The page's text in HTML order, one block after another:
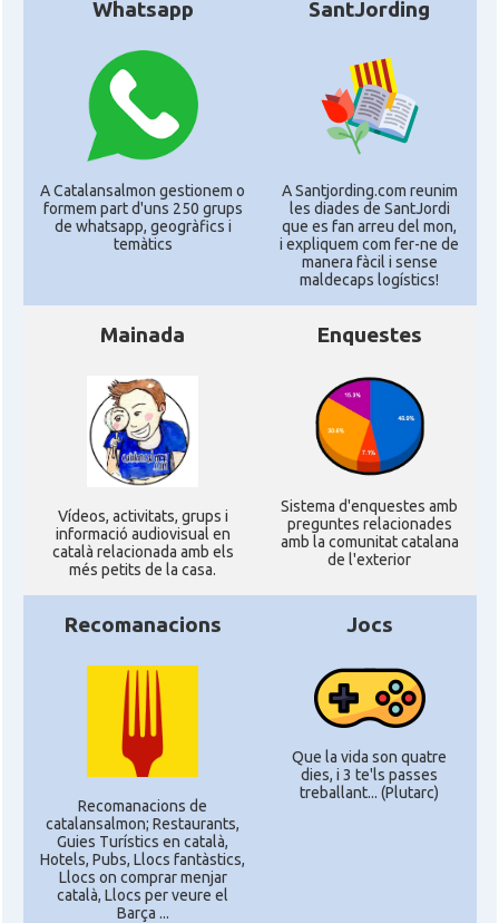
Whatsapp
A Catalansalmon gestionem o
formem part d'uns 250 grups
de whatsapp, geogràfics i
temàtics
SantJording
A Santjording.com reunim
les diades de SantJordi
que es fan arreu del mon,
i expliquem com fer-ne de
manera fàcil i sense
maldecaps logí­stics!
Mainada
Ví­deos, activitats, grups i
informació audiovisual en
català relacionada amb els
més petits de la casa.
Enquestes
Sistema d'enquestes amb
preguntes relacionades
amb la comunitat catalana
de l'exterior
Recomanacions
Recomanacions de
catalansalmon; Restaurants,
Guies Turístics en català,
Hotels, Pubs, Llocs fantàstics,
Llocs on comprar menjar
català, Llocs per veure el
Barça ...
Jocs
Que la vida son quatre
dies, i 3 te'ls passes
treballant... (Plutarc)